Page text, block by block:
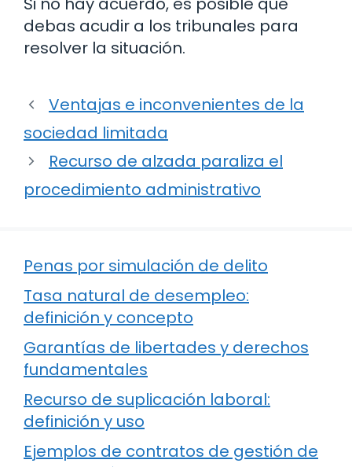
debas acudir a los tribunales para
resolver la situación.
Ventajas e inconvenientes de la
sociedad limitada
Recurso de alzada paraliza el
procedimiento administrativo
Penas por simulación de delito
Tasa natural de desempleo:
definición y concepto
Garantías de libertades y derechos
fundamentales
Recurso de suplicación laboral:
definición y uso
Ejemplos de contratos de gestión de